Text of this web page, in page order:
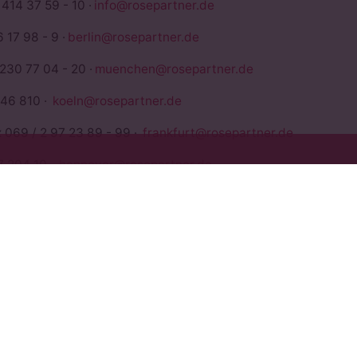
37 59 - 10 · info@rosepartner.de
98 - 9 · berlin@rosepartner.de
77 04 - 20 · muenchen@rosepartner.de
810 · koeln@rosepartner.de
069 / 2 97 23 89 - 99 ·frankfurt@rosepartner.de
204 10 ·hannover@rosepartner.de